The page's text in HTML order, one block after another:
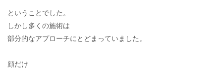
ということでした。
しかし多くの施術は
部分的なアプローチにとどまっていました。
顔だけ